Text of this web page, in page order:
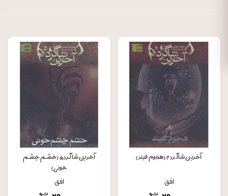
آخرین شاگرد ۴ (هجوم فیند)
افق
آخرین شاگرد ۵ (خشم چشم
خونی)
افق